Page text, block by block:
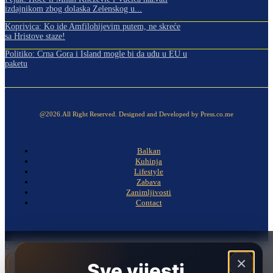
izdajnikom zbog dolaska Zelenskog u...
Koprivica: Ko ide Amfilohijevim putem, ne skreće
sa Hristove staze!
Politiko: Crna Gora i Island mogle bi da uđu u EU u
paketu
@2026.All Right Reserved. Designed and Developed by Press.co.me
Balkan
Kuhinja
Lifestyle
Zabava
Zanimljivosti
Contact
×